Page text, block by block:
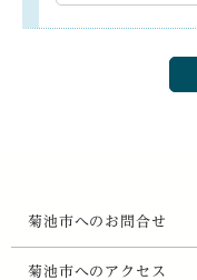
菊池市へのお問合せ
菊池市へのアクセス